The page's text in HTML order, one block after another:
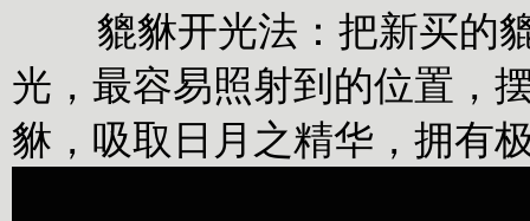
貔貅开光法：把新买的貔
光，最容易照射到的位置，
貅，吸取日月之精华，拥有